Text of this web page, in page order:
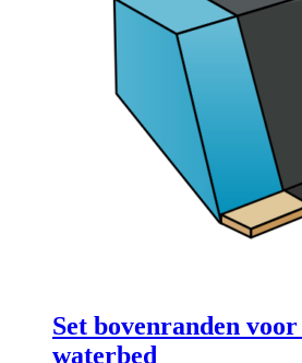
Set bovenranden
waterbed